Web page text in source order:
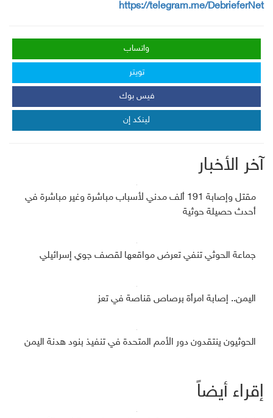
https://telegram.me/DebrieferNet
واتساب
تويتر
فيس بوك
لينكد إن
آخر الأخبار
مقتل وإصابة 191 ألف مدني لأسباب مباشرة وغير مباشرة في
أحدث حصيلة حوثية
جماعة الحوثي تنفي تعرض مواقعها لقصف جوي إسرائيلي
اليمن.. إصابة امرأة برصاص قناصة في تعز
الحوثيون ينتقدون دور الأمم المتحدة في تنفيذ بنود هدنة اليمن
إقراء أيضاً